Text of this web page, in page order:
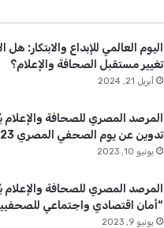
اليوم العالمي للإبداع والابتكار: هل
تغيير مستقبل الصحافة والإعلام؟
أبريل 21, 2024
المرصد المصري للصحافة
تدوين عن يوم الصحفي المصري 2023
يونيو 10, 2023
المرصد المصري للصحافة
“أمان اقتصادي واجتماعي
يونيو 9, 2023